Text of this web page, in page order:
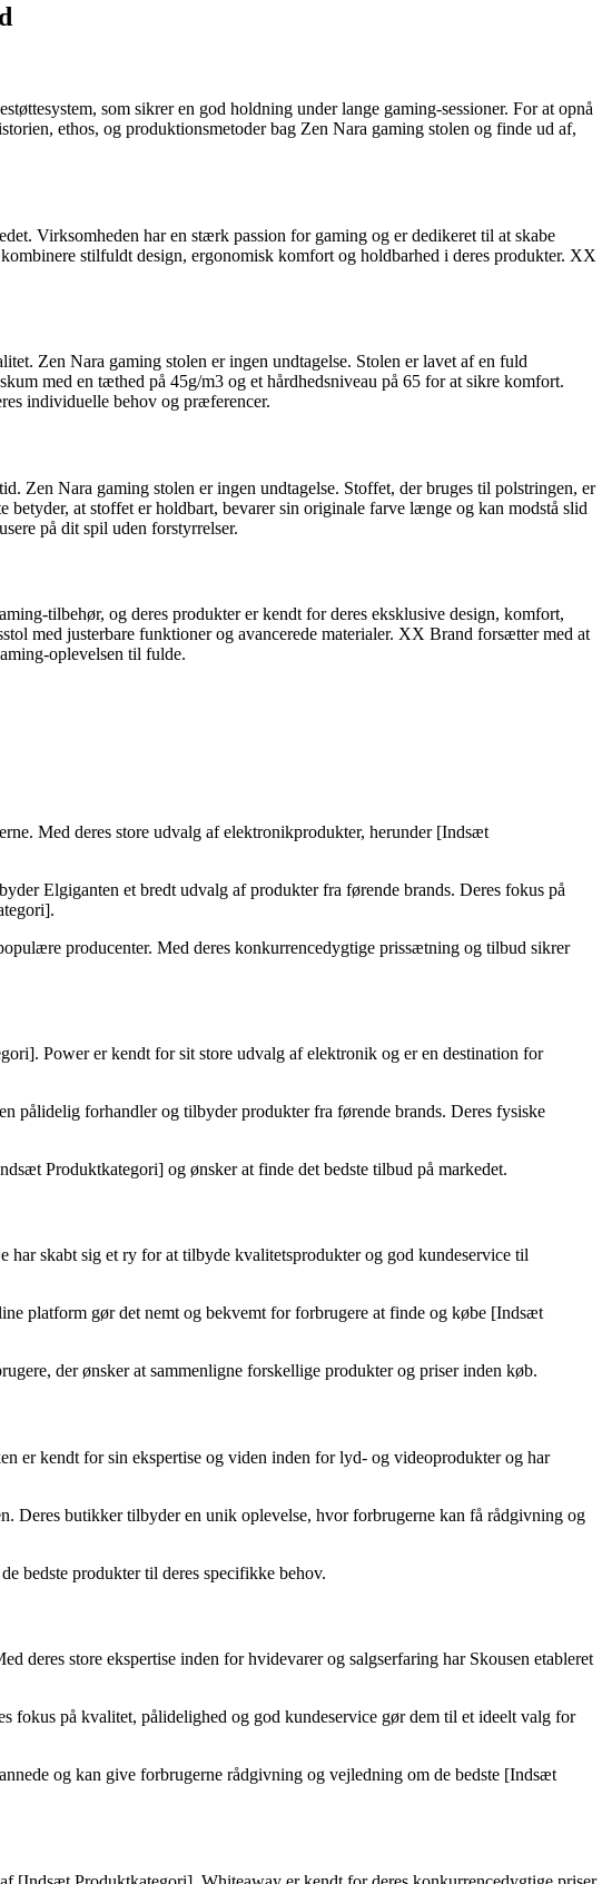
som sikrer en god holdning under lange gaming-sessioner. For at opnå
ethos, og produktionsmetoder bag Zen Nara gaming stolen og finde ud af,
Virksomheden har en stærk passion for gaming og er dedikeret til at skabe
stilfuldt design, ergonomisk komfort og holdbarhed i deres produkter. XX
Zen Nara gaming stolen er ingen undtagelse. Stolen er lavet af en fuld
med en tæthed på 45g/m3 og et hårdhedsniveau på 65 for at sikre komfort.
individuelle behov og præferencer.
Zen Nara gaming stolen er ingen undtagelse. Stoffet, der bruges til polstringen, er
at stoffet er holdbart, bevarer sin originale farve længe og kan modstå slid
på dit spil uden forstyrrelser.
tilbehør, og deres produkter er kendt for deres eksklusive design, komfort,
med justerbare funktioner og avancerede materialer. XX Brand forsætter med at
oplevelsen til fulde.
Med deres store udvalg af elektronikprodukter, herunder [Indsæt
Elgiganten et bredt udvalg af produkter fra førende brands. Deres fokus på
producenter. Med deres konkurrencedygtige prissætning og tilbud sikrer
Power er kendt for sit store udvalg af elektronik og er en destination for
pålidelig forhandler og tilbyder produkter fra førende brands. Deres fysiske
Produktkategori] og ønsker at finde det bedste tilbud på markedet.
skabt sig et ry for at tilbyde kvalitetsprodukter og god kundeservice til
platform gør det nemt og bekvemt for forbrugere at finde og købe [Indsæt
der ønsker at sammenligne forskellige produkter og priser inden køb.
er kendt for sin ekspertise og viden inden for lyd- og videoprodukter og har
Deres butikker tilbyder en unik oplevelse, hvor forbrugerne kan få rådgivning og
bedste produkter til deres specifikke behov.
store ekspertise inden for hvidevarer og salgserfaring har Skousen etableret
fokus på kvalitet, pålidelighed og god kundeservice gør dem til et ideelt valg for
og kan give forbrugerne rådgivning og vejledning om de bedste [Indsæt